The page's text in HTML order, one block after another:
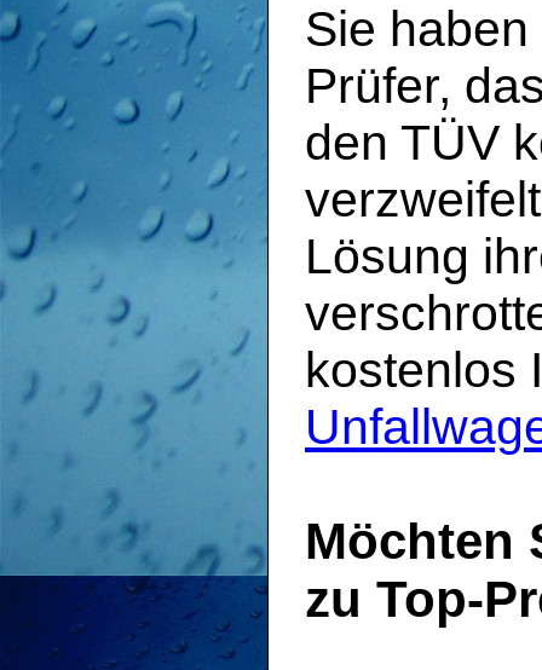
Sie
Prüfer,
den TÜV
Lösung
kostenlos
Möchten
zu Top-